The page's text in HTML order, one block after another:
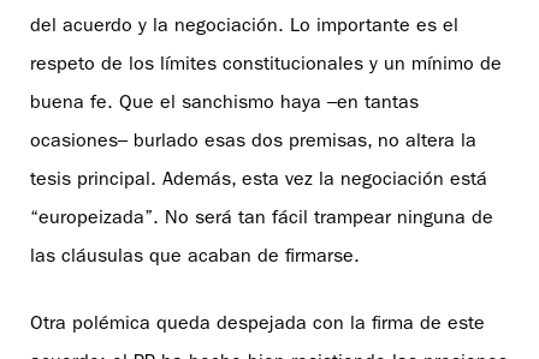
del acuerdo y la negociación. Lo importante es el
respeto de los límites constitucionales y un mínimo de
buena fe. Que el sanchismo haya –en tantas
ocasiones– burlado esas dos premisas, no altera la
tesis principal. Además, esta vez la negociación está
“europeizada”. No será tan fácil trampear ninguna de
las cláusulas que acaban de firmarse.
Otra polémica queda despejada con la firma de este